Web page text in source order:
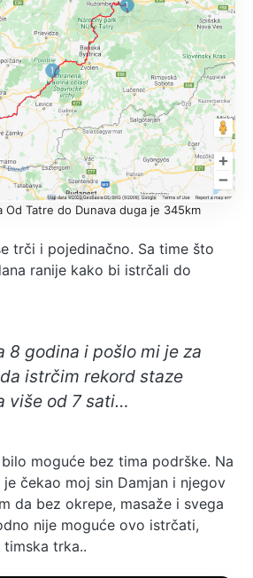
Od Tatre do Dunava duga je 345km
trči i pojedinačno. Sa time što
ranije kako bi istrčali do
8 godina i pošlo mi je za
istrčim rekord staze
više od 7 sati…
moguće bez tima podrške. Na
čekao moj sin Damjan i njegov
da bez okrepe, masaže i svega
nije moguće ovo istrčati,
trka..